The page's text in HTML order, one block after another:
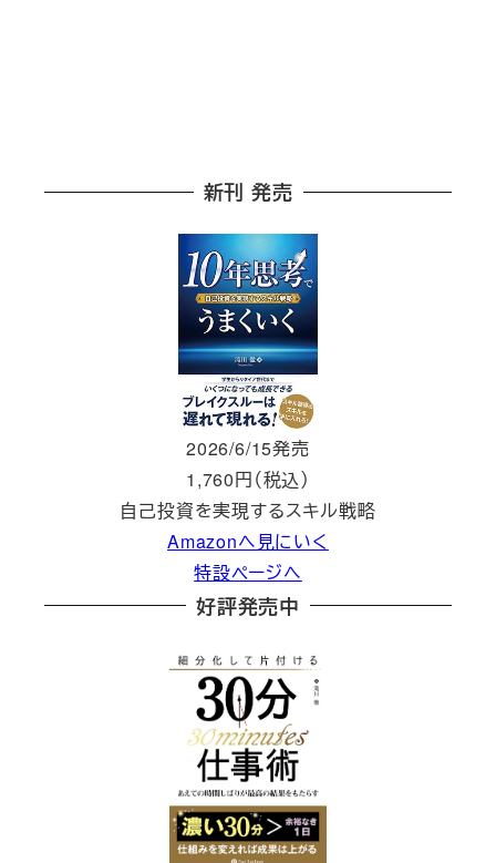
新刊 発売
2026/6/15発売
1,760円（税込）
自己投資を実現するスキル戦略
Amazonへ見にいく
特設ページへ
好評発売中